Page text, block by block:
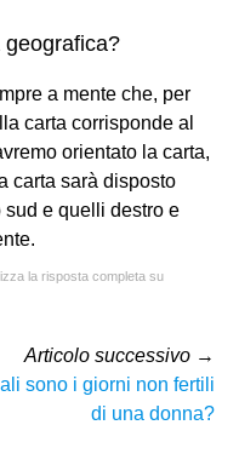
a mente che, per
carta corrisponde al
orientato la carta,
carta sarà disposto
e quelli destro e
la risposta completa su
Articolo successivo →
sono i giorni non fertili
di una donna?